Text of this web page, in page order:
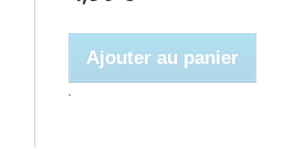
Ajouter au panier